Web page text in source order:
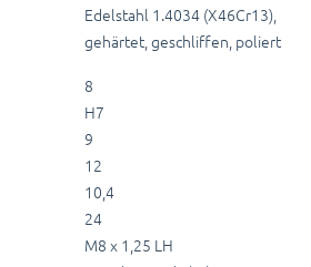
Edelstahl 1.4034 (X46Cr13),
gehärtet, geschliffen, poliert
8
H7
9
12
10,4
24
M8 x 1,25 LH